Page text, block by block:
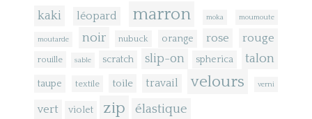
kaki léopard marron moka moumoute
moutarde noir nubuck orange rose rouge
rouille sable scratch slip-on spherica talon
taupe textile toile travail velours verni
vert violet zip élastique